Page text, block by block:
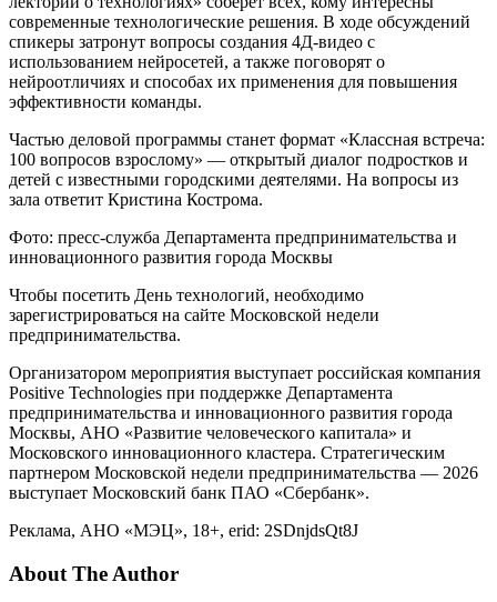
современные технологические решения. В ходе обсуждений
спикеры затронут вопросы создания 4Д‑видео с
использованием нейросетей, а также поговорят о
нейроотличиях и способах их применения для повышения
эффективности команды.
Частью деловой программы станет формат «Классная встреча:
100 вопросов взрослому» — открытый диалог подростков и
детей с известными городскими деятелями. На вопросы из
зала ответит Кристина Кострома.
Фото: пресс-служба Департамента предпринимательства и
инновационного развития города Москвы
Чтобы посетить День технологий, необходимо
зарегистрироваться на сайте Московской недели
предпринимательства.
Организатором мероприятия выступает российская компания
Positive Technologies при поддержке Департамента
предпринимательства и инновационного развития города
Москвы, АНО «Развитие человеческого капитала» и
Московского инновационного кластера. Стратегическим
партнером Московской недели предпринимательства — 2026
выступает Московский банк ПАО «Сбербанк».
Реклама, АНО «МЭЦ», 18+, erid: 2SDnjdsQt8J
About The Author